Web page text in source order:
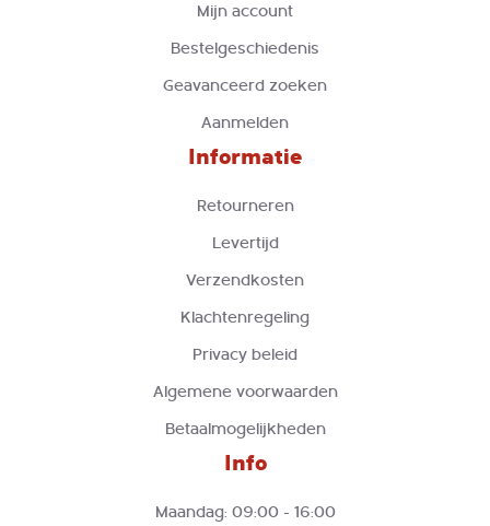
Mijn account
Bestelgeschiedenis
Geavanceerd zoeken
Aanmelden
Informatie
Retourneren
Levertijd
Verzendkosten
Klachtenregeling
Privacy beleid
Algemene voorwaarden
Betaalmogelijkheden
Info
Maandag: 09:00 - 16:00